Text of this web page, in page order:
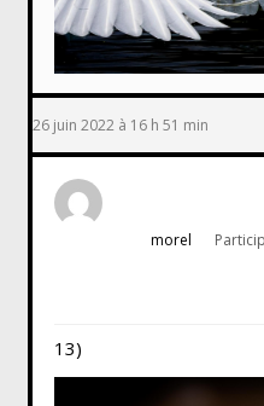
26 juin 2022 à 16 h 51 min
morel
13)